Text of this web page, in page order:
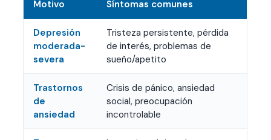
Motivo Síntomas comunes
Depresión
moderada-
severa
Tristeza persistente, pérdida
de interés, problemas de
sueño/apetito
Trastornos
de
ansiedad
Crisis de pánico, ansiedad
social, preocupación
incontrolable